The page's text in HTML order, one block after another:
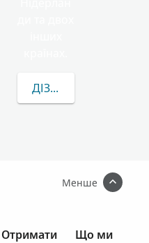
ДІЗНАТИСЯ БІЛЬШЕ
Менше
Отримати
Що ми